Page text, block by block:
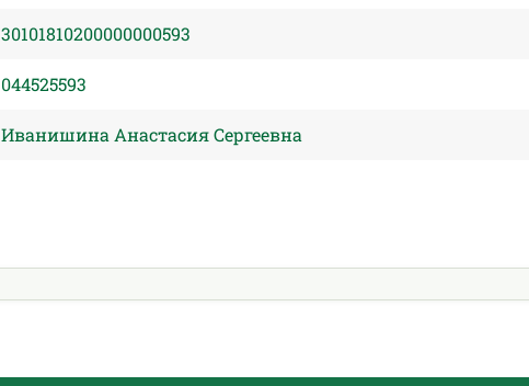
30101810200000000593
044525593
Иванишина Анастасия Сергеевна